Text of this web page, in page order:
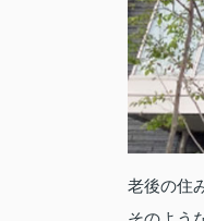
老後の住